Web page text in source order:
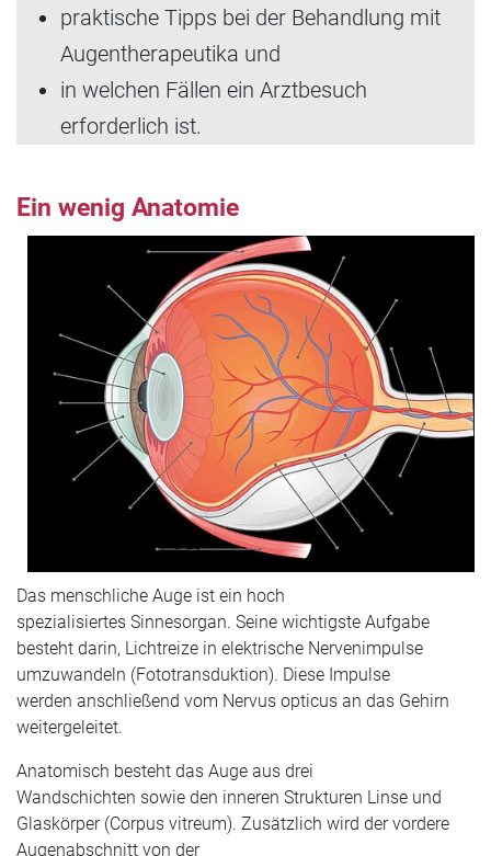
praktische Tipps bei der Behandlung mit
Augentherapeutika und
in welchen Fällen ein Arztbesuch
erforderlich ist.
Ein wenig Anatomie
© Refluo/iStock/Getty Images
Das menschliche Auge ist ein hoch
spezialisiertes Sinnesorgan. Seine wichtigste Aufgabe
besteht darin, Lichtreize in elektrische Nervenimpulse
umzuwandeln (Fototransduktion). Diese Impulse
werden anschließend vom Nervus opticus an das Gehirn
weitergeleitet.
Anatomisch besteht das Auge aus drei
Wandschichten sowie den inneren Strukturen Linse und
Glaskörper (Corpus vitreum). Zusätzlich wird der vordere
Augenabschnitt von der